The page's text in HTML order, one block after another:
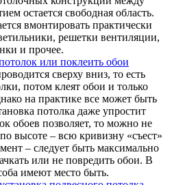
остается свободная область.
вмонтировать практически
решетки вентиляции,
и прочее.
или поклеить обои
сверху вниз, то есть
потом клеят обои и только
на практике все может быть
потолка даже упростит
обоев позволяет, то можно не
высоте – всю кривизну «съест»
– следует быть максимально
или не повредить обои. В
имеют место быть.